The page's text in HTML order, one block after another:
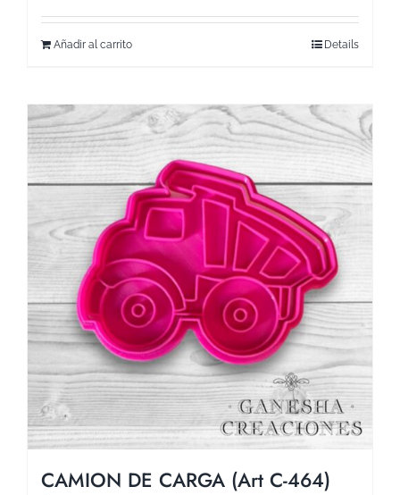
Añadir al carrito Details
CAMION DE CARGA (Art C-464)